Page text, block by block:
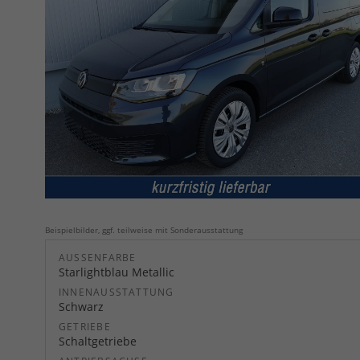
Beispielbilder, ggf. teilweise mit Sonderausstattung
AUSSENFARBE
Starlightblau Metallic
INNENAUSSTATTUNG
Schwarz
GETRIEBE
Schaltgetriebe